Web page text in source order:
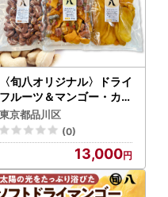
体でお手続きをしてから申
ト室
lg.jp
※土日祝日、GW、年末年
〈旬八オリジナル〉ドライ
フルーツ＆マンゴー・カシ
ューナッツ3種セット
東京都品川区
(0)
13,000